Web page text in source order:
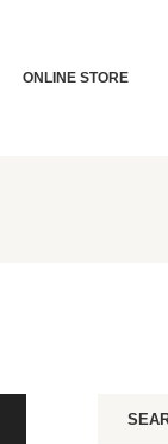
ONLINE STORE